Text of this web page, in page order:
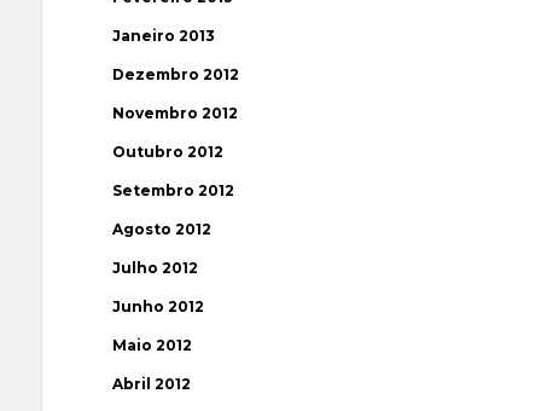
Janeiro 2013
Dezembro 2012
Novembro 2012
Outubro 2012
Setembro 2012
Agosto 2012
Julho 2012
Junho 2012
Maio 2012
Abril 2012